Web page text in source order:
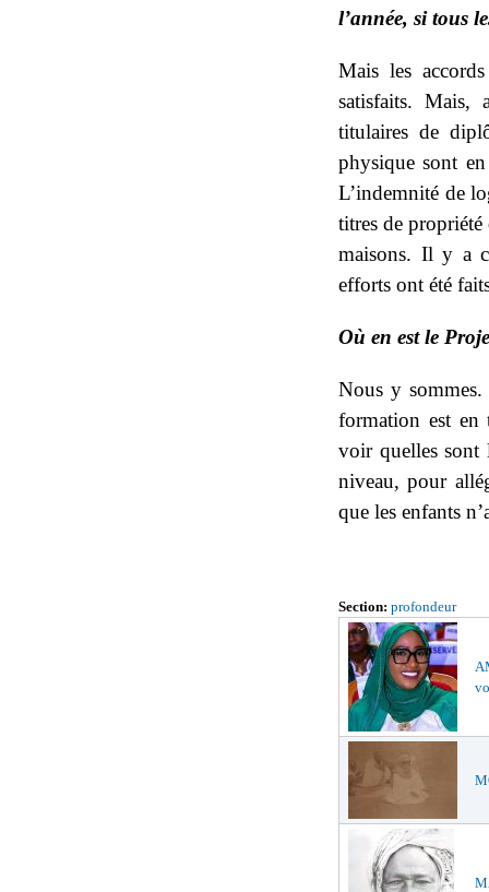
l’année, si tous
Mais les
satisfaits. Mais,
titulaires de
physique sont
L’indemnité de
titres de
maisons. Il y a
efforts ont été
Où en est le
Nous y sommes.
formation est en
voir quelles sont
niveau, pour
que les enfants
Section: profondeur